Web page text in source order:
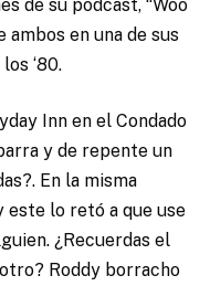
de su podcast, “Woo
ambos en una de sus
‘80.
Inn en el Condado
y de repente un
En la misma
este lo retó a que use
¿Recuerdas el
Roddy borracho